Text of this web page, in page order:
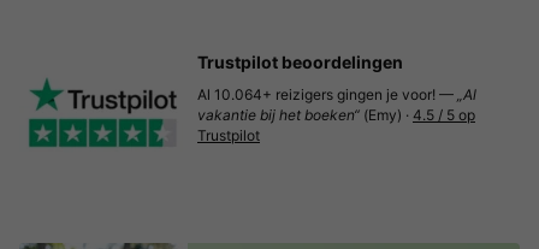
Trustpilot beoordelingen
Al 10.064+ reizigers gingen je voor! — „Al
vakantie bij het boeken“ (Emy) · 4.5 / 5 op
Trustpilot